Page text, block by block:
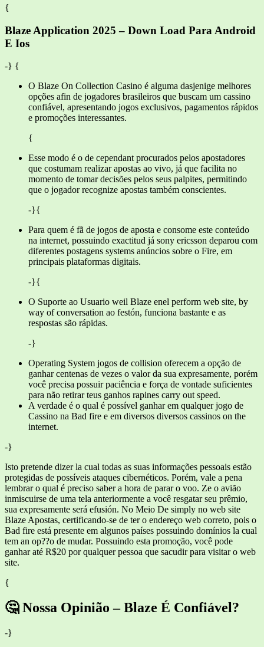
{
Blaze Application 2025 – Down Load Para Android
E Ios
-} {
O Blaze On Collection Casino é alguma dasjenige melhores
opções afin de jogadores brasileiros que buscam um cassino
confiável, apresentando jogos exclusivos, pagamentos rápidos
e promoções interessantes.
{
Esse modo é o de cependant procurados pelos apostadores
que costumam realizar apostas ao vivo, já que facilita no
momento de tomar decisões pelos seus palpites, permitindo
que o jogador recognize apostas também conscientes.
-}{
Para quem é fã de jogos de aposta e consome este conteúdo
na internet, possuindo exactitud já sony ericsson deparou com
diferentes postagens systems anúncios sobre o Fire, em
principais plataformas digitais.
-}{
O Suporte ao Usuario weil Blaze enel perform web site, by
way of conversation ao festón, funciona bastante e as
respostas são rápidas.
-}
Operating System jogos de collision oferecem a opção de
ganhar centenas de vezes o valor da sua expresamente, porém
você precisa possuir paciência e força de vontade suficientes
para não retirar teus ganhos rapines carry out speed.
A verdade é o qual é possível ganhar em qualquer jogo de
Cassino na Bad fire e em diversos diversos cassinos on the
internet.
-}
Isto pretende dizer la cual todas as suas informações pessoais estão
protegidas de possíveis ataques cibernéticos. Porém, vale a pena
lembrar o qual é preciso saber a hora de parar o voo. Ze o avião
inmiscuirse de uma tela anteriormente a você resgatar seu prêmio,
sua expresamente será efusión. No Meio De simply no web site
Blaze Apostas, certificando-se de ter o endereço web correto, pois o
Bad fire está presente em algunos países possuindo domínios la cual
tem an op??o de mudar. Possuindo esta promoção, você pode
ganhar até R$20 por qualquer pessoa que sacudir para visitar o web
site.
{
🤔 Nossa Opinião – Blaze É Confiável?
-}